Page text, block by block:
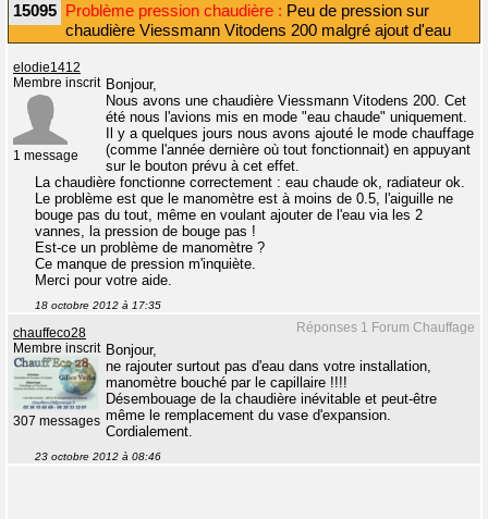
15095 Problème pression chaudière : Peu de pression sur
chaudière Viessmann Vitodens 200 malgré ajout d'eau
elodie1412
Membre inscrit
1 message
Bonjour,
Nous avons une chaudière Viessmann Vitodens 200. Cet
été nous l'avions mis en mode "eau chaude" uniquement.
Il y a quelques jours nous avons ajouté le mode chauffage
(comme l'année dernière où tout fonctionnait) en appuyant
sur le bouton prévu à cet effet.
La chaudière fonctionne correctement : eau chaude ok, radiateur ok.
Le problème est que le manomètre est à moins de 0.5, l'aiguille ne
bouge pas du tout, même en voulant ajouter de l'eau via les 2
vannes, la pression de bouge pas !
Est-ce un problème de manomètre ?
Ce manque de pression m'inquiète.
Merci pour votre aide.
18 octobre 2012 à 17:35
Réponses 1 Forum Chauffage
chauffeco28
Membre inscrit
307 messages
Bonjour,
ne rajouter surtout pas d'eau dans votre installation,
manomètre bouché par le capillaire !!!!
Désembouage de la chaudière inévitable et peut-être
même le remplacement du vase d'expansion.
Cordialement.
23 octobre 2012 à 08:46